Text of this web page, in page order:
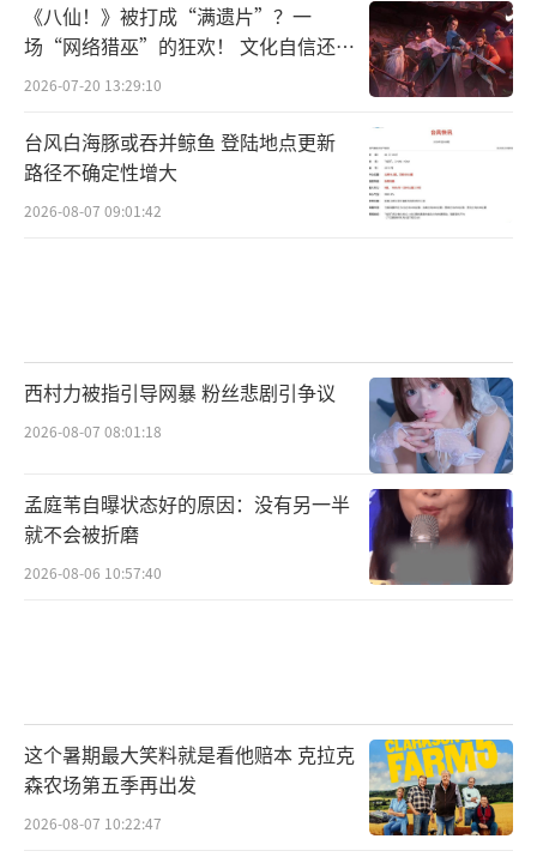
《八仙！》被打成“满遗片”？一
场“网络猎巫”的狂欢！ 文化自信还是
焦虑？
2026-07-20 13:29:10
台风白海豚或吞并鲸鱼 登陆地点更新
路径不确定性增大
2026-08-07 09:01:42
西村力被指引导网暴 粉丝悲剧引争议
2026-08-07 08:01:18
孟庭苇自曝状态好的原因：没有另一半
就不会被折磨
2026-08-06 10:57:40
这个暑期最大笑料就是看他赔本 克拉克
森农场第五季再出发
2026-08-07 10:22:47